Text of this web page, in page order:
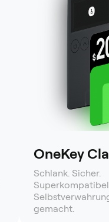
OneKey
Schlank. Sicher.
gemacht.